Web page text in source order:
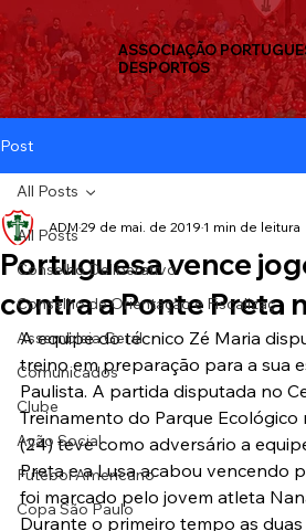
ASSOCIAÇÃO
DESPORTOS
Post
All Posts
Conselho Deliberativo
Conselho de Orientação e Fiscalizaç
Assembleia Geral
Comunicados
Clube
Ação Social
Futebol Americano
Copa São Paulo
All Posts
Portuguesa vence
contra a Ponte Preta
ADM 29 de mai. de 2019 1 min de leitura
A equipe do técnico Zé Maria
treino em preparação para a sua
Paulista. A partida disputada no
Treinamento do Parque
(24) teve como adversário a
Preta e a Lusa acabou vencendo
foi marcado pelo jovem atleta
Durante o primeiro tempo as